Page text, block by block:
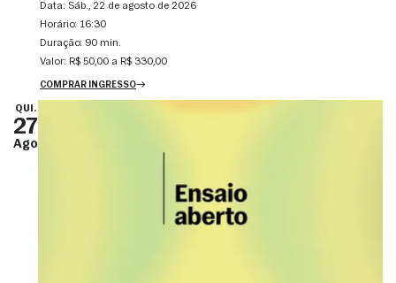
Data:
sáb., 22 de agosto de 2026
Horário: 16:30
Duração: 90 min.
Valor: R$ 50,00 a R$ 330,00
COMPRAR INGRESSO
QUI.
27
Ago